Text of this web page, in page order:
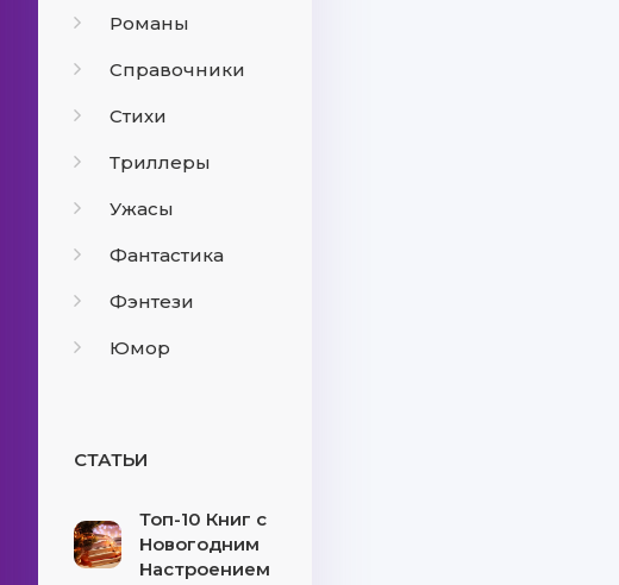
Романы
Справочники
Стихи
Триллеры
Ужасы
Фантастика
Фэнтези
Юмор
СТАТЬИ
Топ-10 Книг с
Новогодним
Настроением